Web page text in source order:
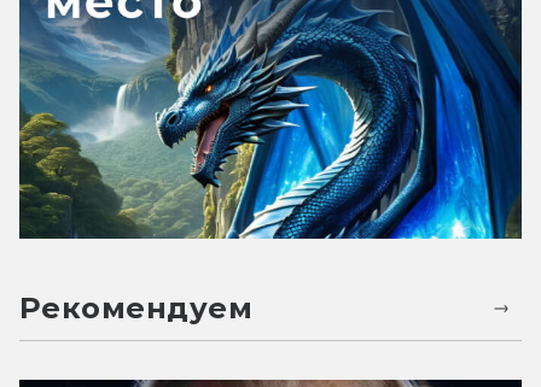
Рекомендуем